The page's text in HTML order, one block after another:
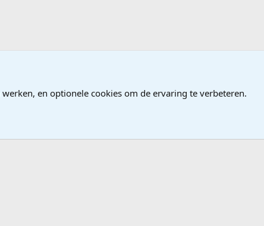
en optionele cookies om de ervaring te verbeteren.